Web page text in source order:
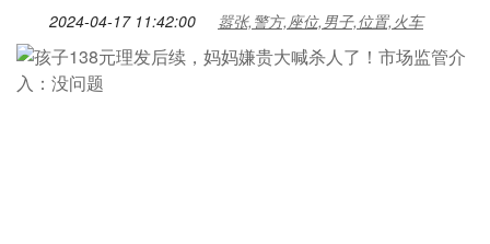
2024-04-17 11:42:00 嚣张,警方,座位,男子,位置,火车